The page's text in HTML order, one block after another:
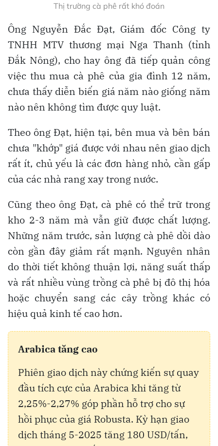
Thị trường cà phê rất khó đoán
Ông Nguyễn Đắc Đạt, Giám đốc Công ty
TNHH MTV thương mại Nga Thanh (tỉnh
Đắk Nông), cho hay ông đã tiếp quản công
việc thu mua cà phê của gia đình 12 năm,
chưa thấy diễn biến giá năm nào giống năm
nào nên không tìm được quy luật.
Theo ông Đạt, hiện tại, bên mua và bên bán
chưa "khớp" giá được với nhau nên giao dịch
rất ít, chủ yếu là các đơn hàng nhỏ, cần gấp
của các nhà rang xay trong nước.
Cũng theo ông Đạt, cà phê có thể trữ trong
kho 2-3 năm mà vẫn giữ được chất lượng.
Những năm trước, sản lượng cà phê dồi dào
còn gần đây giảm rất mạnh. Nguyên nhân
do thời tiết không thuận lợi, năng suất thấp
và rất nhiều vùng trồng cà phê bị đô thị hóa
hoặc chuyển sang các cây trồng khác có
hiệu quả kinh tế cao hơn.
Arabica tăng cao
Phiên giao dịch này chứng kiến sự quay
đầu tích cực của Arabica khi tăng từ
2,25%-2,27% góp phần hỗ trợ cho sự
hồi phục của giá Robusta. Kỳ hạn giao
dịch tháng 5-2025 tăng 180 USD/tấn,